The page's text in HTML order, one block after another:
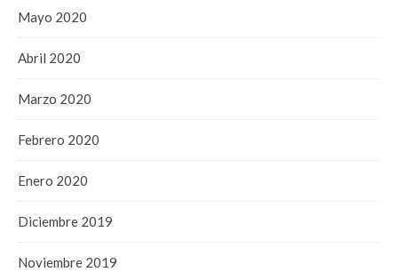
Mayo 2020
Abril 2020
Marzo 2020
Febrero 2020
Enero 2020
Diciembre 2019
Noviembre 2019